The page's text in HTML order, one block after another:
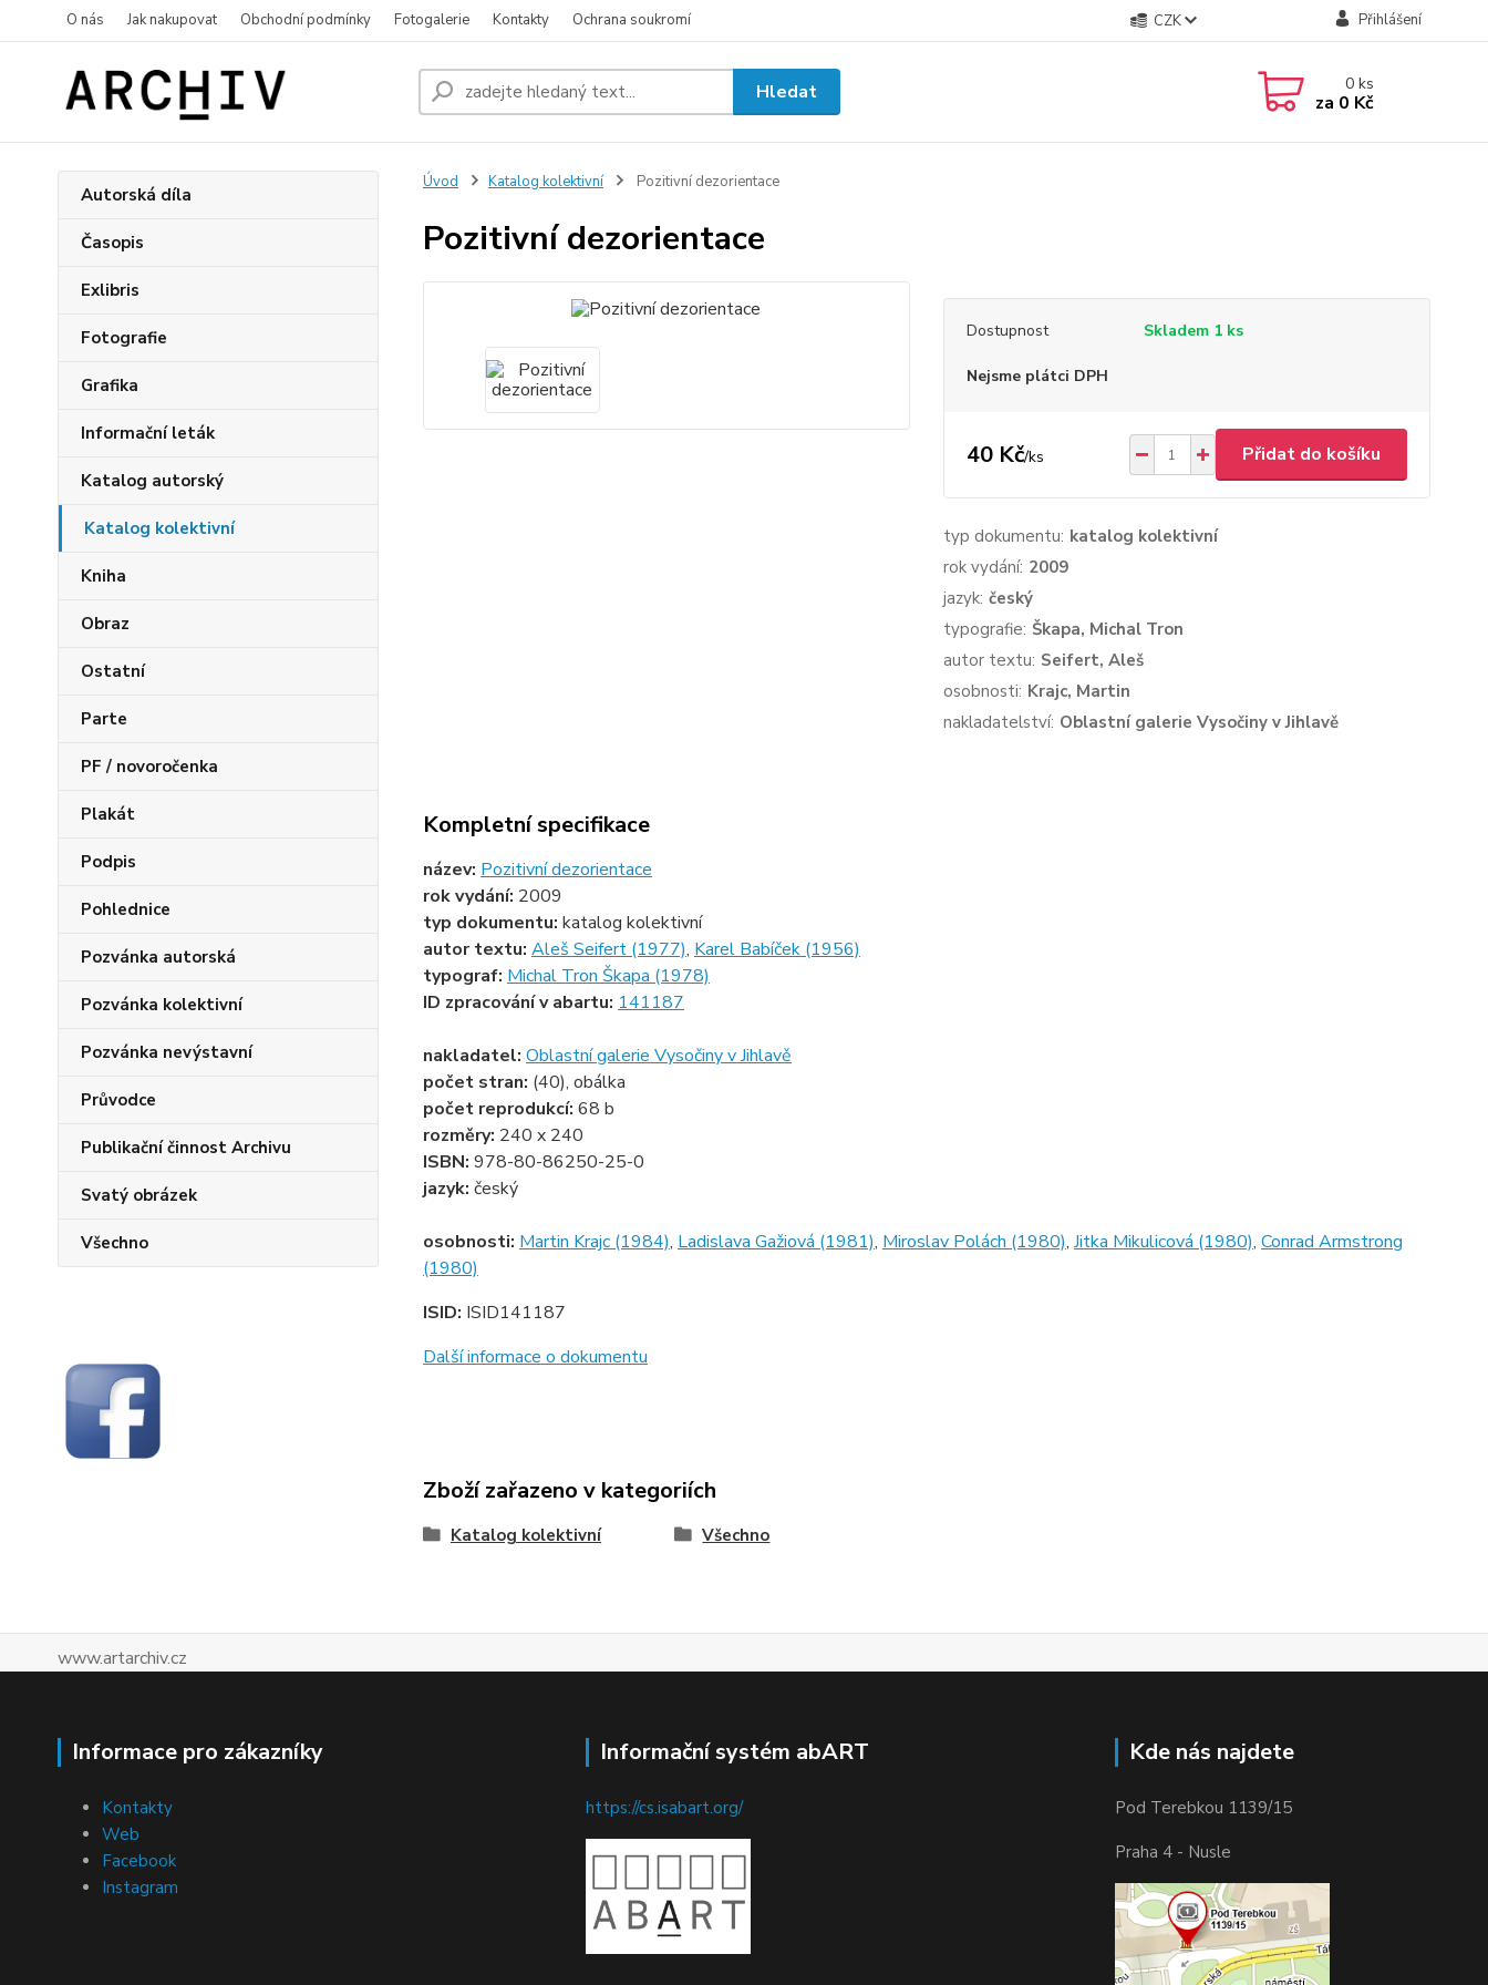
O nás Jak nakupovat Obchodní podmínky Fotogalerie Kontakty Ochrana soukromí CZK Přihlášení
Hledat 0ks
za 0 Kč
Autorská díla
Časopis
Exlibris
Fotografie
Grafika
Informační leták
Katalog autorský
Katalog kolektivní
Kniha
Obraz
Ostatní
Parte
PF / novoročenka
Plakát
Podpis
Pohlednice
Pozvánka autorská
Pozvánka kolektivní
Pozvánka nevýstavní
Průvodce
Publikační činnost Archivu
Svatý obrázek
Všechno
Úvod Katalog kolektivní Pozitivní dezorientace
Pozitivní dezorientace
Dostupnost Skladem 1 ks
Nejsme plátci DPH
40 Kč/ks Přidat do košíku
typ dokumentu: katalog kolektivní
rok vydání: 2009
jazyk: český
typografie: Škapa, Michal Tron
autor textu: Seifert, Aleš
osobnosti: Krajc, Martin
nakladatelství: Oblastní galerie Vysočiny v Jihlavě
Kompletní specifikace
název: Pozitivní dezorientace
rok vydání: 2009
typ dokumentu: katalog kolektivní
autor textu: Aleš Seifert (1977), Karel Babíček (1956)
typograf: Michal Tron Škapa (1978)
ID zpracování v abartu: 141187
nakladatel: Oblastní galerie Vysočiny v Jihlavě
počet stran: (40), obálka
počet reprodukcí: 68 b
rozměry: 240 x 240
ISBN: 978-80-86250-25-0
jazyk: český
osobnosti: Martin Krajc (1984), Ladislava Gažiová (1981), Miroslav Polách (1980), Jitka Mikulicová (1980), Conrad Armstrong
(1980)
ISID: ISID141187
Další informace o dokumentu
Zboží zařazeno v kategoriích
Katalog kolektivní Všechno
www.artarchiv.cz
Informace pro zákazníky
Kontakty
Web
Facebook
Instagram
Informační systém abART
https://cs.isabart.org/
Kde nás najdete
Pod Terebkou 1139/15
Praha 4 - Nusle